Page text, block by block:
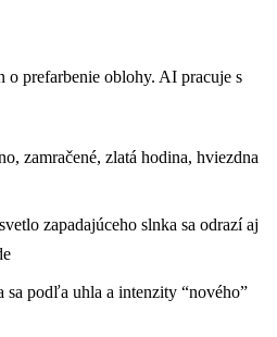
o prefarbenie oblohy. AI pracuje s
zamračené, zlatá hodina, hviezdna
zapadajúceho slnka sa odrazí aj
sa podľa uhla a intenzity “nového”